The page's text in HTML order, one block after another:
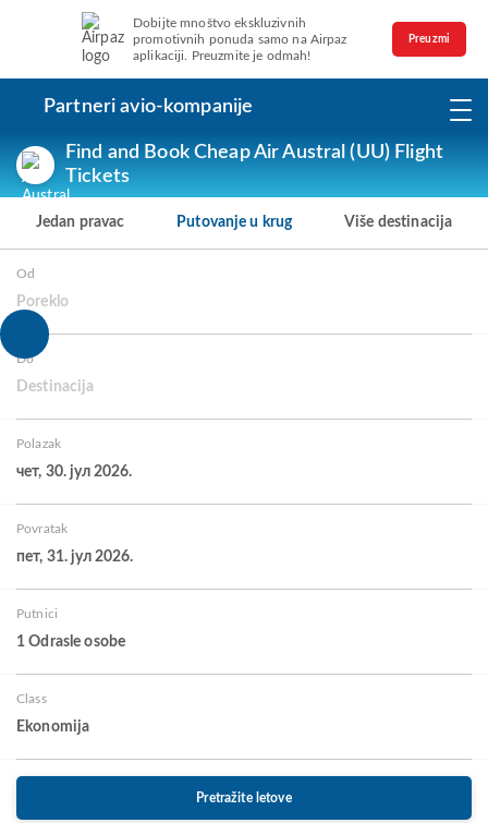
Dobijte mnoštvo ekskluzivnih
promotivnih ponuda samo na Airpaz
aplikaciji. Preuzmite je odmah!
Preuzmi
Partneri avio-kompanije
Find and Book Cheap Air Austral (UU) Flight
Tickets
Jedan pravac Putovanje u krug Više destinacija
Od
Poreklo
Do
Destinacija
Polazak
чет, 30. јул 2026.
Povratak
пет, 31. јул 2026.
Putnici
1 Odrasle osobe
Class
Ekonomija
Pretražite letove